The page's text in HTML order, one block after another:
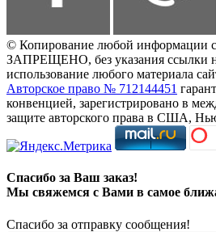
© Копирование любой информации
ЗАПРЕЩЕНО, без указания ссылки
использование любого материала
Авторское право № 712144451
конвенцией, зарегистрировано в
защите авторского права в США,
Спасибо за Ваш заказ!
Мы свяжемся с Вами в самое
Спасибо за отправку сообщения!